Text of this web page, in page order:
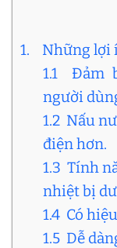
1. Những lợi
1.1 Đảm
người
1.2 Nấu
điện hơn.
1.3 Tính
nhiệt bị
1.4 Có
1.5 Dễ